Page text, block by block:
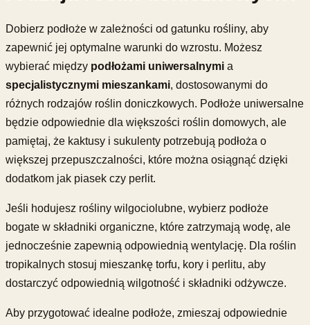
Dobierz podłoże w zależności od gatunku rośliny, aby
zapewnić jej optymalne warunki do wzrostu. Możesz
wybierać między podłożami uniwersalnymi a
specjalistycznymi mieszankami, dostosowanymi do
różnych rodzajów roślin doniczkowych. Podłoże uniwersalne
będzie odpowiednie dla większości roślin domowych, ale
pamiętaj, że kaktusy i sukulenty potrzebują podłoża o
większej przepuszczalności, które można osiągnąć dzięki
dodatkom jak piasek czy perlit.
Jeśli hodujesz rośliny wilgociolubne, wybierz podłoże
bogate w składniki organiczne, które zatrzymają wodę, ale
jednocześnie zapewnią odpowiednią wentylację. Dla roślin
tropikalnych stosuj mieszankę torfu, kory i perlitu, aby
dostarczyć odpowiednią wilgotność i składniki odżywcze.
Aby przygotować idealne podłoże, zmieszaj odpowiednie